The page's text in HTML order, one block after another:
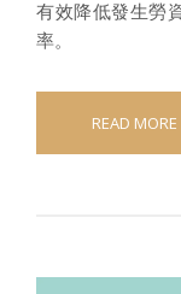
有效降低發生勞
率。
READ MORE